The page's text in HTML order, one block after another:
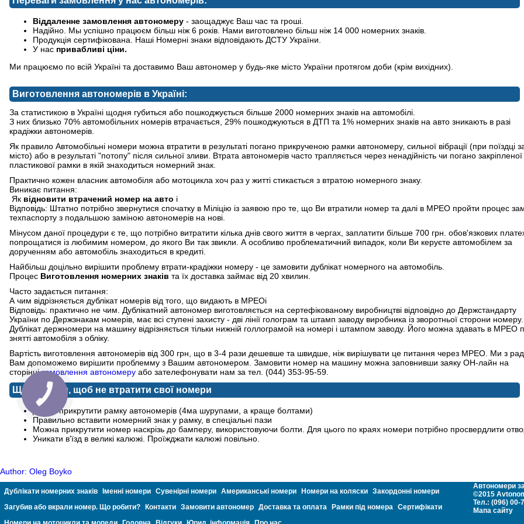
Віддаленне замовлення автономеру - заощаджує Ваш час та гроші.
Надійно. Мы успішно працюєм більш ніж 6 років. Нами виготовлено більш ніж 14 000 номерних знаків.
Продукція сертифікована. Наші Номерні знаки відповідають ДСТУ України.
У нас привабливі ціни.
Ми працюємо по всій Україні та доставимо Ваш автономер у будь-яке місто України протягом доби (крім вихідних).
Виготовлення автономерів в Україні:
За статистикою в Україні щодня губиться або пошкоджується більше 2000 номерних знаків на автомобілі.
З них близько 70% автомобільних номерів втрачається, 29% пошкоджуються в ДТП та 1% номерних знаків на авто зникають в разі
крадіжки автономерів.
Як правило Автомобільні номери можна втратити в результаті погано прикрученою рамки автономеру, сильної вібрації (при поїздці
місто) або в результаті "потопу" після сильної зливи. Втрата автономерів часто трапляється через ненадійність чи погано закріпленої
пластикової рамки в якій знаходиться номерний знак.
Практично кожен власник автомобіля або мотоцикла хоч раз у житті стикається з втратою номерного знаку.
Виникає питання:
Як відновити втрачений номер на авто і
Відповідь: Штатно потрібно звернутися спочатку в Міліцію із заявою про те, що Ви втратили номер та далі в МРЕО пройти процес
техпаспорту з подальшою заміною автономерів на нові.
Мінусом даної процедури є те, що потрібно витратити кілька днів свого життя в чергах, заплатити більше 700 грн. обов'язкових
попрощатися із любимим номером, до якого Ви так звикли. А особливо проблематичний випадок, коли Ви керуєте автомобілем за
дорученням або автомобіль знаходиться в кредиті.
Найбільш доцільно вирішити проблему втрати-крадіжки номеру - це замовити дублікат номерного на автомобіль.
Процес Виготовлення номерних знаків та їх доставка займає від 20 хвилин.
Часто задається питання:
А чим відрізняється дублікат номерів від того, що видають в МРЕОі
Відповідь: практично не чим. Дублікатний автономер виготовляється на сертефікованому виробництві відповідно до Держстандарту
України по Держзнакам номерів, має всі ступені захисту - дві лінії голограм та штамп заводу виробника із зворотньої сторони номеру.
Дублікат держномери на машину відрізняється тільки нижній голлограмой на номері і штампом заводу. Його можна здавать в МРЕО
знятті автомобіля з обліку.
Вартість виготовлення автономерів від 300 грн, що в 3-4 рази дешевше та швидше, ніж вирішувати це питання через МРЕО. Ми з
Вам допоможемо вирішити проблемму з Вашим автономером. Замовити номер на машину можна заповнивши заяку ОН-лайн на
сторінцізамовлення автономеру або зателефонувати нам за тел. (044) 353-95-59.
Що зробити, щоб не втратити свої номери
Добре прикрутити рамку автономерів (4ма шурупами, а краще болтами)
Правильно вставити номерний знак у рамку, в спеціальні пази
Можна прикрутити номер наскрізь до бамперу, використовуючи болти. Для цього по краях номери потрібно просвердлити
Уникати в'їзд в великі калюжі. Проїжджати калюжі повільно.
Author: Oleg Boyko
Дублікати номерних знаків Іменні номери Сувенірні номери Американські номери Номери на коляски Закордонні номери
Загубив або вкрали номер. Що робити?
Контакти Замовити автономер Доставка та оплата Рамки під номера Сертифікати
Автономери
©2015
Тел.: (096) 00-
Мапа сайту